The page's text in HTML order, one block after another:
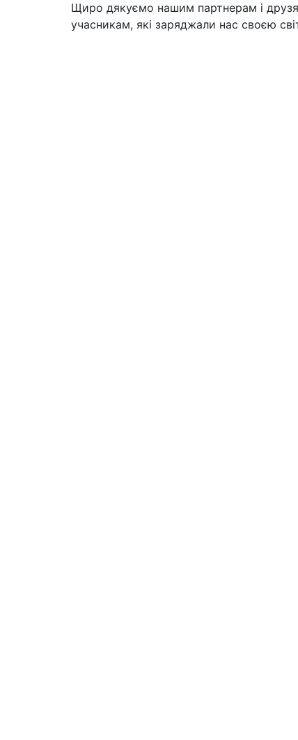
Щиро дякуємо нашим партнерам і
учасникам, які заряджали нас своєю